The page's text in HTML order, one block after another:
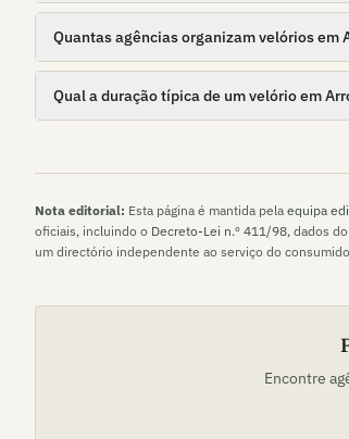
Quantas agências organizam velórios em
Qual a duração típica de um velório em
Nota editorial: Esta página é mantida pela equipa
oficiais, incluindo o Decreto-Lei n.º 411/98, dados
um directório independente ao serviço do
Encontre